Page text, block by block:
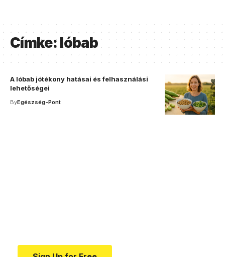
Címke: lóbab
A lóbab jótékony hatásai és felhasználási
lehetőségei
ByEgészség-Pont